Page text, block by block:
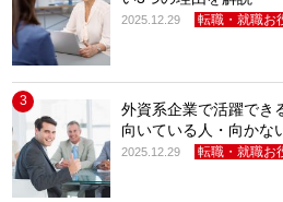
2025.12.29 転職・就職お
3
外資系企業で活躍でき
向いている人・向かな
2025.12.29 転職・就職お